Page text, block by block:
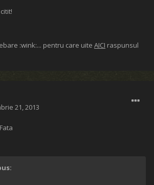
:wink:... pentru care uite AICI raspunsul
21, 2013